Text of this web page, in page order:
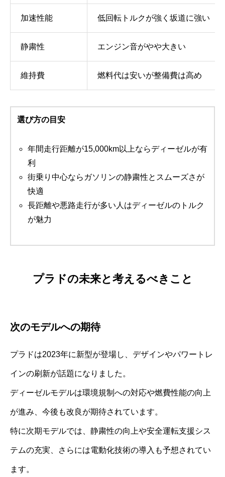
加速性能 低回転トルクが強く坂道に強い
静粛性 エンジン音がやや大きい
維持費 燃料代は安いが整備費は高め
選び方の目安
年間走行距離が15,000km以上ならディーゼルが有
利
街乗り中心ならガソリンの静粛性とスムーズさが
快適
長距離や悪路走行が多い人はディーゼルのトルク
が魅力
プラドの未来と考えるべきこと
次のモデルへの期待
プラドは2023年に新型が登場し、デザインやパワートレ
インの刷新が話題になりました。
ディーゼルモデルは環境規制への対応や燃費性能の向上
が進み、今後も改良が期待されています。
特に次期モデルでは、静粛性の向上や安全運転支援シス
テムの充実、さらには電動化技術の導入も予想されてい
ます。